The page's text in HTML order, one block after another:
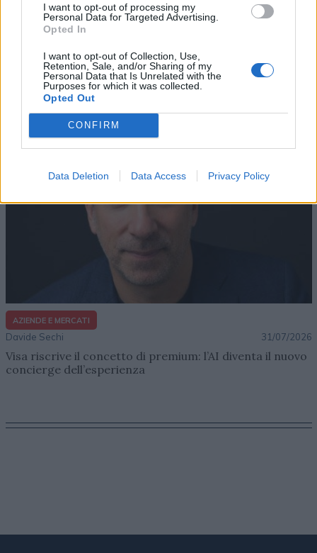
I want to opt-out of processing my
Personal Data for Targeted Advertising.
Opted In
I want to opt-out of Collection, Use,
Retention, Sale, and/or Sharing of my
Personal Data that Is Unrelated with the
Purposes for which it was collected.
Opted Out
CONFIRM
Data Deletion Data Access Privacy Policy
AZIENDE E MERCATI
Davide Sechi
Dal lusso circolare all’intelligenza artificiale: come
Lenush Saf costruisce un ecosistema tra creatività,
impresa e musica
AZIENDE E MERCATI
Davide Sechi 31/07/2026
Visa riscrive il concetto di premium: l’AI diventa il nuovo
concierge dell’esperienza